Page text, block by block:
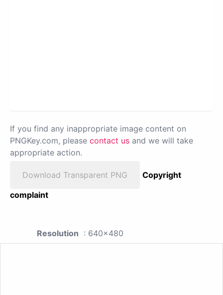
If you find any inappropriate image content on
PNGKey.com, please contact us and we will take
appropriate action.
Download Transparent PNG
Copyright
complaint
Resolution : 640x480